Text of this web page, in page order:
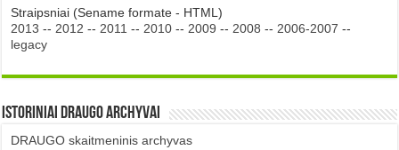
Straipsniai (Sename formate - HTML)
2013 -- 2012 -- 2011 -- 2010 -- 2009 -- 2008 -- 2006-2007 --
legacy
Istoriniai DRAUGO Archyvai
DRAUGO skaitmeninis archyvas